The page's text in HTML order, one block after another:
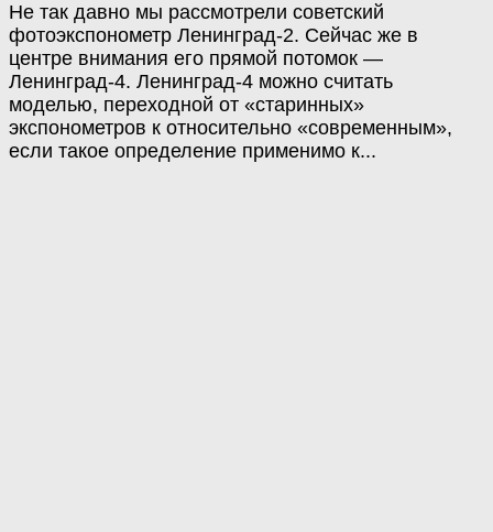
Не так давно мы рассмотрели советский
фотоэкспонометр Ленинград-2. Сейчас же в
центре внимания его прямой потомок —
Ленинград-4. Ленинград-4 можно считать
моделью, переходной от «старинных»
экспонометров к относительно «современным»,
если такое определение применимо к...